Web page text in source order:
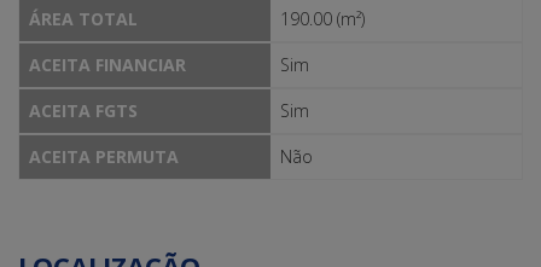
ÁREA TOTAL
190.00 (m²)
ACEITA FINANCIAR
Sim
ACEITA FGTS
Sim
ACEITA PERMUTA
Não